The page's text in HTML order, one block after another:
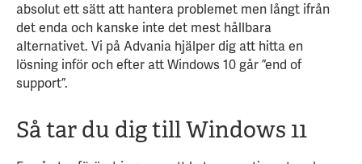
absolut ett sätt att hantera problemet men långt ifrån
det enda och kanske inte det mest hållbara
alternativet. Vi på Advania hjälper dig att hitta en
lösning inför och efter att Windows 10 går ”end of
support”.
Så tar du dig till Windows 11